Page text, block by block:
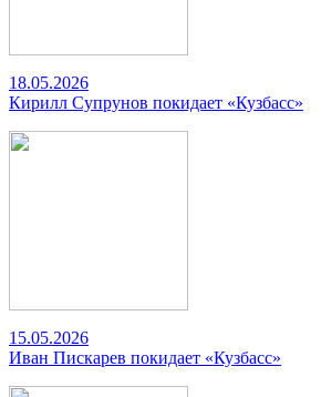
18.05.2026
Кирилл Супрунов покидает «Кузбасс»
15.05.2026
Иван Пискарев покидает «Кузбасс»